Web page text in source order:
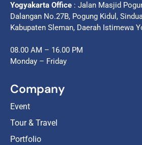
Yogyakarta Office : Jalan Masjid
Dalangan No.27B, Pogung Kidul,
Kabupaten Sleman, Daerah Istimewa
08.00 AM – 16.00 PM
Monday – Friday
Company
Event
Tour & Travel
Portfolio